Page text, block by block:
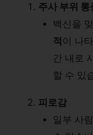
주사 부위 통
백신을
적이 나
간 내로
할 수 있
피로감
일부 사